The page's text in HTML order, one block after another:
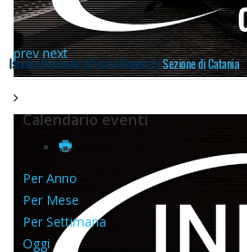
prev next
Istituto Nazionale di Fisica Nucleare |Sezione di Catania
Calendario eventi
Per Anno
Per Mese
Per Settimana
Oggi